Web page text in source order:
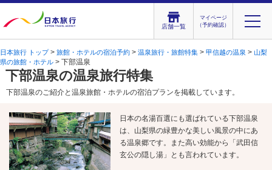
店舗一覧
マイページ
（予約確認）
日本旅行 トップ> 旅館・ホテルの宿泊予約 > 温泉旅行・旅館特集 > 甲信越の温泉 > 山梨
県の旅館・ホテル > 下部温泉
下部温泉の温泉旅行特集
下部温泉のご紹介と温泉旅館・ホテルの宿泊プランを掲載しています。
日本の名湯百選にも選ばれている下部温泉
は、山梨県の緑豊かな美しい風景の中にあ
る温泉郷です。また高い効能から「武田信
玄公の隠し湯」とも言われています。